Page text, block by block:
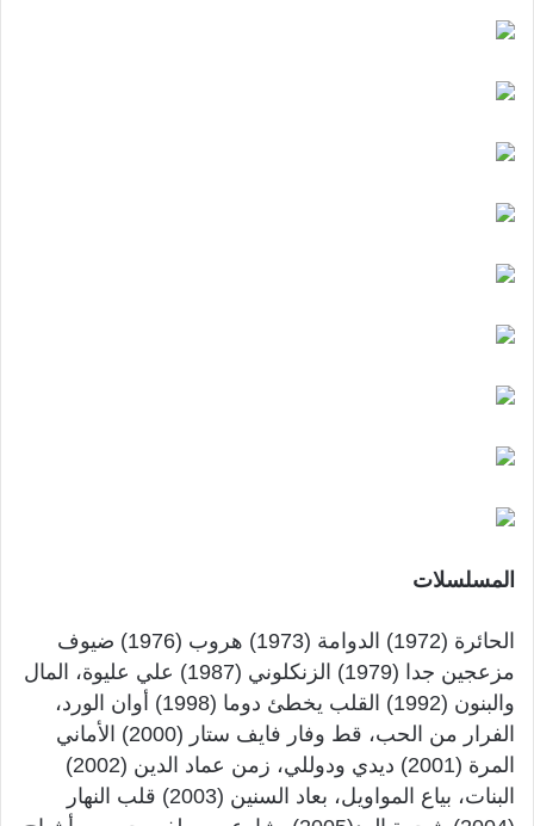
المسلسلات
الحائرة (1972) الدوامة (1973) هروب (1976) ضيوف
مزعجين جدا (1979) الزنكلوني (1987) علي عليوة، المال
والبنون (1992) القلب يخطئ دوما (1998) أوان الورد،
الفرار من الحب، قط وفار فايف ستار (2000) الأماني
المرة (2001) ديدي ودوللي، زمن عماد الدين (2002)
البنات، بياع المواويل، بعاد السنين (2003) قلب النهار